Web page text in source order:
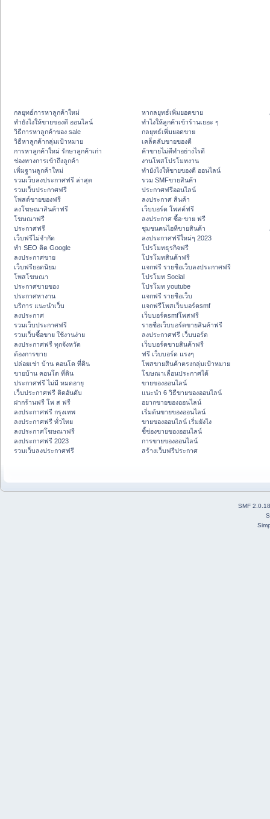
กลยุทธ์การหาลูกค้าใหม่
ทํายังไงให้ขายของดี ออนไลน์
วิธีการหาลูกค้าของ sale
วิธีหาลูกค้ากลุ่มเป้าหมาย
การหาลูกค้าใหม่ รักษาลูกค้าเก่า
ช่องทางการเข้าถึงลูกค้า
เพิ่มฐานลูกค้าใหม่
รวมเว็บลงประกาศฟรี ล่าสุด
รวมเว็บประกาศฟรี
โพสต์ขายของฟรี
ลงโฆษณาสินค้าฟรี
โฆษณาฟรี
ประกาศฟรี
เว็บฟรีไม่จำกัด
ทำ SEO ติด Google
ลงประกาศขาย
เว็บฟรียอดนิยม
โพสโฆษณา
ประกาศขายของ
ประกาศหางาน
บริการ แนะนำเว็บ
ลงประกาศ
รวมเว็บประกาศฟรี
รวมเว็บซื้อขาย ใช้งานง่าย
ลงประกาศฟรี ทุกจังหวัด
ต้องการขาย
ปล่อยเช่า บ้าน คอนโด ที่ดิน
ขายบ้าน คอนโด ที่ดิน
ประกาศฟรี ไม่มี หมดอายุ
เว็บประกาศฟรี ติดอันดับ
ฝากร้านฟรี โพ ส ฟรี
ลงประกาศฟรี กรุงเทพ
ลงประกาศฟรี ทั่วไทย
ลงประกาศโฆษณาฟรี
ลงประกาศฟรี 2023
รวมเว็บลงประกาศฟรี
หากลยุทธ์เพิ่มยอดขาย
ทําไงให้ลูกค้าเข้าร้านเยอะ ๆ
กลยุทธ์เพิ่มยอดขาย
เคล็ดลับขายของดี
ค้าขายไม่ดีทำอย่างไรดี
งานโพสโปรโมทงาน
ทํายังไงให้ขายของดี ออนไลน์
รวม SMFขายสินค้า
ประกาศฟรีออนไลน์
ลงประกาศ สินค้า
เว็บบอร์ด โพสต์ฟรี
ลงประกาศ ซื้อ-ขาย ฟรี
ชุมชนคนไอทีขายสินค้า
ลงประกาศฟรีใหม่ๆ 2023
โปรโมทธุรกิจฟรี
โปรโมทสินค้าฟรี
แจกฟรี รายชื่อเว็บลงประกาศฟรี
โปรโมท Social
โปรโมท youtube
แจกฟรี รายชื่อเว็บ
แจกฟรีโพสเว็บบอร์ดsmf
เว็บบอร์ดsmfโพสฟรี
รายชื่อเว็บบอร์ดขายสินค้าฟรี
ลงประกาศฟรี เว็บบอร์ด
เว็บบอร์ดขายสินค้าฟรี
ฟรี เว็บบอร์ด แรงๆ
โพสขายสินค้าตรงกลุ่มเป้าหมาย
โฆษณาเลื่อนประกาศได้
ขายของออนไลน์
แนะนำ 6 วิธีขายของออนไลน์
อยากขายของออนไลน์
เริ่มต้นขายของออนไลน์
ขายของออนไลน์ เริ่มยังไง
ชี้ช่องขายของออนไลน์
การขายของออนไลน์
สร้างเว็บฟรีประกาศ
SMF 2.0.18